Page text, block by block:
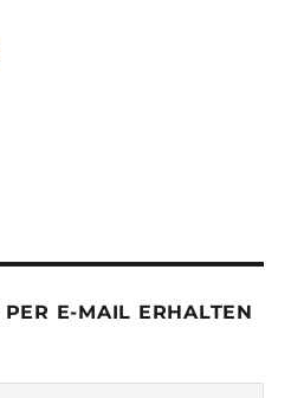
E-MAIL ERHALTEN